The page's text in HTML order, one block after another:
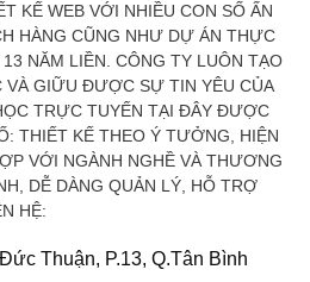
KẾ WEB VỚI NHIỀU CON SỐ ẤN
HÀNG CŨNG NHƯ DỰ ÁN THỰC
NĂM LIỀN. CÔNG TY LUÔN TẠO
VÀ GIỮU ĐƯỢC SỰ TIN YÊU CỦA
TRỰC TUYẾN TẠI ĐÂY ĐƯỢC
THIẾT KẾ THEO Ý TƯỞNG, HIỆN
VỚI NGÀNH NGHỀ VÀ THƯƠNG
DỄ DÀNG QUẢN LÝ, HỖ TRỢ
HỆ:
Thuận, P.13, Q.Tân Bình